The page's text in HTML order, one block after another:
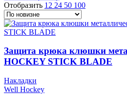
Отобразить 12 24 50 100
Защита крюка клюшки
HOCKEY STICK BLADE
Накладки
Well Hockey